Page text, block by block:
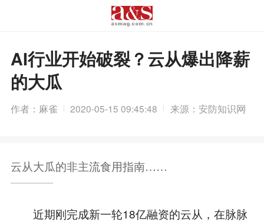
AI行业开始破裂？云从爆出降薪
的大瓜
作者：麻雀 2020-05-15 09:45:48 来源：安防知识网
云从大瓜的非主流食用指南……
近期刚完成新一轮18亿融资的云从，在脉脉